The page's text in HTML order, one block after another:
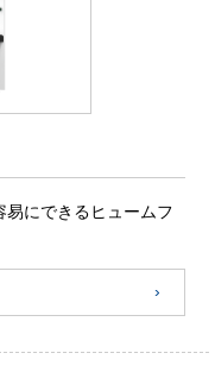
易にできるヒュームフ